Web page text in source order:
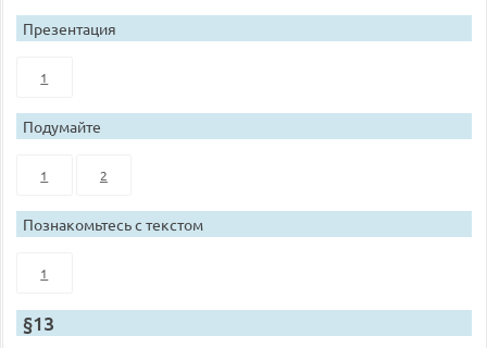
Презентация
1
Подумайте
1 2
Познакомьтесь с текстом
1
§13